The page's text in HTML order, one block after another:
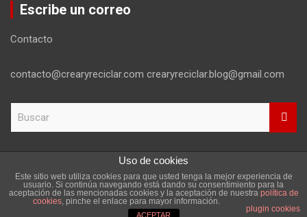
Escribe un correo
Contacto
contacto@crearyreciclar.com crearyreciclar.blog@gmail.com
c
Copyright ©2026
Aviso Legal y Política de Privacidad
Tema por:Theme Horse Funciona gracias a:
Uso de cookies
Este sitio web utiliza cookies para que usted tenga la mejor experiencia de
usuario. Si continúa navegando está dando su consentimiento para la
aceptación de las mencionadas cookies y la aceptación de nuestra política de
cookies, pinche el enlace para mayor información.
plugin cookies
ACEPTAR